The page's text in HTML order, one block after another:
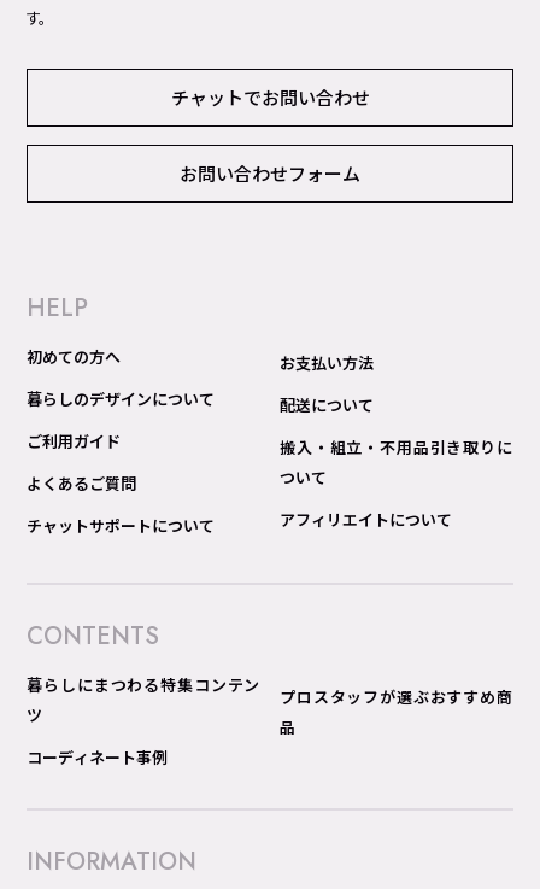
す。
チャットでお問い合わせ
お問い合わせフォーム
HELP
初めての方へ
暮らしのデザインについて
ご利用ガイド
よくあるご質問
チャットサポートについて
お支払い方法
配送について
搬入・組立・不用品引き取りに
ついて
アフィリエイトについて
CONTENTS
暮らしにまつわる特集コンテン
ツ
コーディネート事例
プロスタッフが選ぶおすすめ商
品
INFORMATION